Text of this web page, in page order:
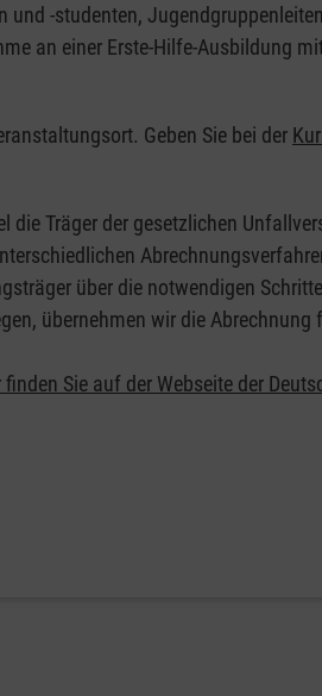
-studenten,
an einer Erste-Hilfe-Ausbildung
Geben Sie bei der
die Träger der gesetzlichen
über die notwendigen
übernehmen wir die Abrechnung
Sie auf der Webseite der